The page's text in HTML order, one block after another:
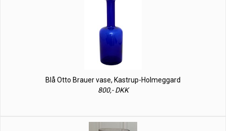
Blå Otto Brauer vase, Kastrup-Holmeggard
800,- DKK